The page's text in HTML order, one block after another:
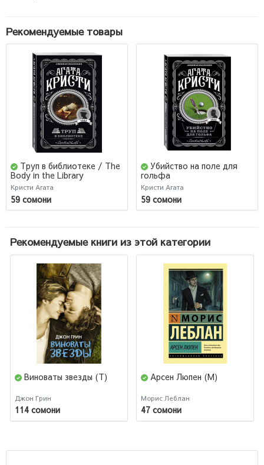
Рекомендуемые товары
Труп в библиотеке / The
Body in the Library
Кристи Агата
59 сомони
Убийство на поле для
гольфа
Кристи Агата
59 сомони
Рекомендуемые книги из этой категории
Виноваты звезды (Т)
Джон Грин
114 сомони
Арсен Люпен (М)
Морис Леблан
47 сомони